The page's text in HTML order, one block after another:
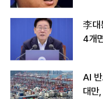
李대
4개
AI
대만